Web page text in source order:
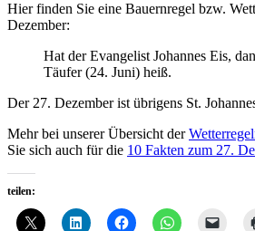
Hier finden Sie eine Bauernregel bzw.
Dezember:
Hat der Evangelist Johannes Eis,
Täufer (24. Juni) heiß.
Der 27. Dezember ist übrigens St.
Mehr bei unserer Übersicht der
Sie sich auch für die 10 Fakten zum 27.
teilen: